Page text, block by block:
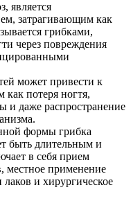
является
затрагивающим как
грибками,
через повреждения
может привести к
потеря ногтя,
и даже распространение
формы грибка
быть длительным и
в себя прием
местное применение
и хирургическое